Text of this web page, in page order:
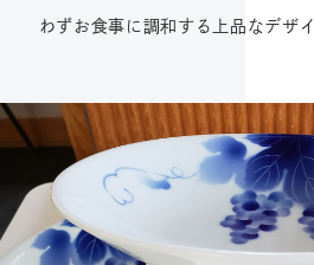
わずお食事に調和する上品なデザ